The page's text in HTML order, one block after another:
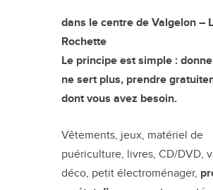
dans le centre de Valgelon –
Rochette
Le principe est simple :
ne sert plus, prendre
dont vous avez besoin.
Vêtements, jeux, matériel de
puériculture, livres, CD/DVD,
déco, petit électroménager,